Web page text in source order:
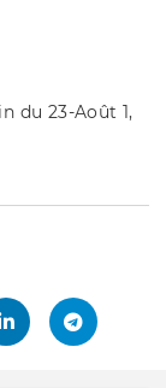
du 23-Août 1,